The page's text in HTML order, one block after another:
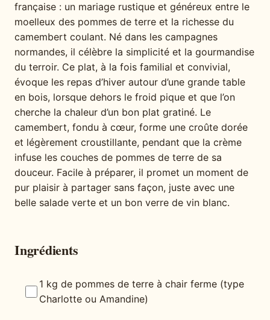
française : un mariage rustique et généreux entre le
moelleux des pommes de terre et la richesse du
camembert coulant. Né dans les campagnes
normandes, il célèbre la simplicité et la gourmandise
du terroir. Ce plat, à la fois familial et convivial,
évoque les repas d’hiver autour d’une grande table
en bois, lorsque dehors le froid pique et que l’on
cherche la chaleur d’un bon plat gratiné. Le
camembert, fondu à cœur, forme une croûte dorée
et légèrement croustillante, pendant que la crème
infuse les couches de pommes de terre de sa
douceur. Facile à préparer, il promet un moment de
pur plaisir à partager sans façon, juste avec une
belle salade verte et un bon verre de vin blanc.
Ingrédients
1 kg de pommes de terre à chair ferme (type
Charlotte ou Amandine)